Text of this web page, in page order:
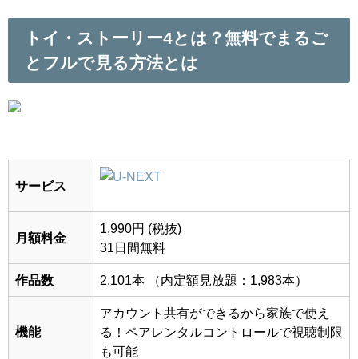
トイ・ストーリー4とは？無料でまるご
とフルで見る方法とは
サービス
月額料金
1,990円 (税抜)
31日間無料
作品数 2,101本 （内定額見放題：1,983本）
機能
アカウント共有ができるから家族で使え
る！ペアレンタルコントロールで視聴制限
も可能